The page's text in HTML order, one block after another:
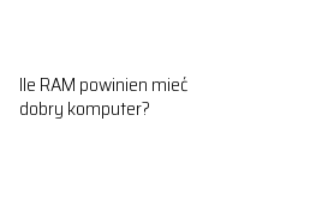
Ile RAM powinien mieć
dobry komputer?